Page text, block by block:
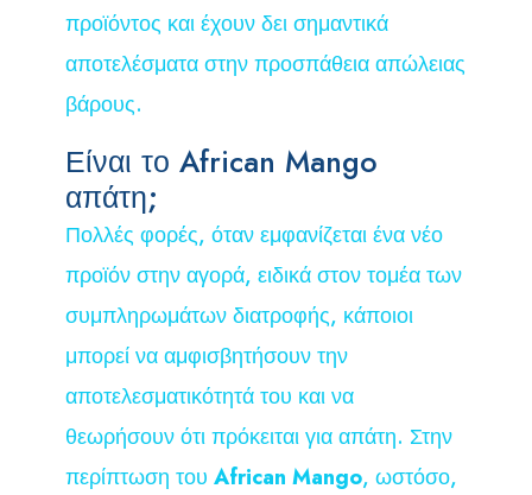
προϊόντος και έχουν δει σημαντικά
αποτελέσματα στην προσπάθεια απώλειας
βάρους.
Είναι το African Mango
απάτη;
Πολλές φορές, όταν εμφανίζεται ένα νέο
προϊόν στην αγορά, ειδικά στον τομέα των
συμπληρωμάτων διατροφής, κάποιοι
μπορεί να αμφισβητήσουν την
αποτελεσματικότητά του και να
θεωρήσουν ότι πρόκειται για απάτη. Στην
περίπτωση του African Mango, ωστόσο,